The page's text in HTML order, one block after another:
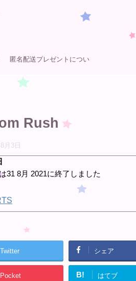
匿名配送プレゼントについ
Rush
月3日
31 8月 2021に終了しました
Twitter シェア
Pocket B! はてブ